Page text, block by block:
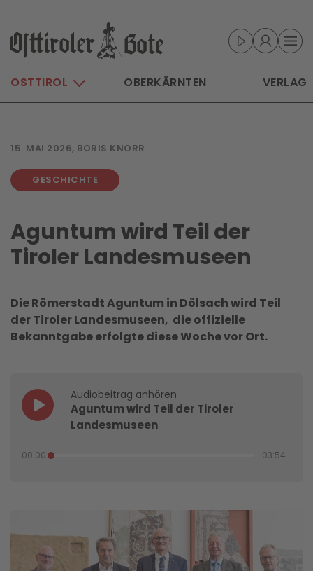
Skip to main content
OSTTIROL OBERKÄRNTEN VERLAG
15. MAI 2026, BORIS KNORR
GESCHICHTE
Aguntum wird Teil der
Tiroler Landesmuseen
Die Römerstadt Aguntum in Dölsach wird Teil
der Tiroler Landesmuseen, die offizielle
Bekanntgabe erfolgte diese Woche vor Ort.
Audiobeitrag anhören
Aguntum wird Teil der Tiroler
Landesmuseen
00:00 03:54